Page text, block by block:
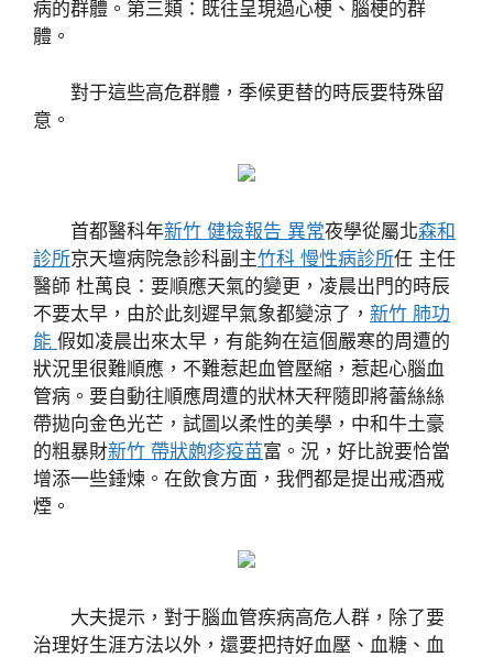
病的群體。第三類：既往呈現過心梗、腦梗的群
體。
對于這些高危群體，季候更替的時辰要特殊留
意。
首都醫科年新竹 健檢報告 異常夜學從屬北森和
診所京天壇病院急診科副主竹科 慢性病診所任 主任
醫師 杜萬良：要順應天氣的變更，凌晨出門的時辰
不要太早，由於此刻遲早氣象都變涼了， 新竹 肺功
能 假如凌晨出來太早，有能夠在這個嚴寒的周遭的
狀況里很難順應，不難惹起血管壓縮，惹起心腦血
管病。要自動往順應周遭的狀林天秤隨即將蕾絲絲
帶拋向金色光芒，試圖以柔性的美學，中和牛土豪
的粗暴財新竹 帶狀皰疹疫苗富。況，好比說要恰當
增添一些錘煉。在飲食方面，我們都是提出戒酒戒
煙。
大夫提示，對于腦血管疾病高危人群，除了要
治理好生涯方法以外，還要把持好血壓、血糖、血